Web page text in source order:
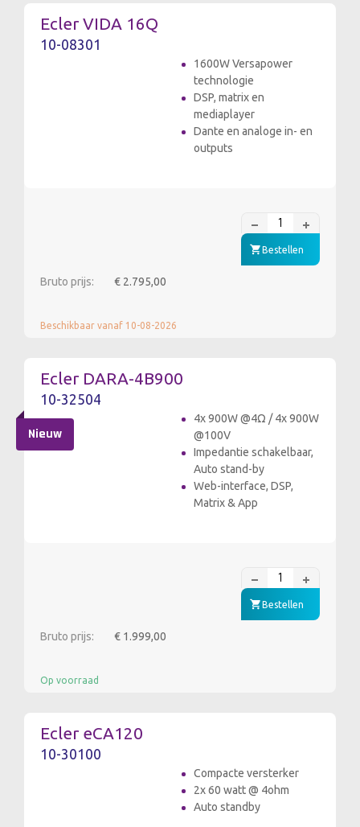
Ecler VIDA 16Q
10-08301
1600W Versapower
technologie
DSP, matrix en
mediaplayer
Dante en analoge in- en
outputs
Bestellen
Bruto prijs: € 2.795,00
Beschikbaar vanaf 10-08-2026
Nieuw
Ecler DARA-4B900
10-32504
4x 900W @4Ω / 4x 900W
@100V
Impedantie schakelbaar,
Auto stand-by
Web-interface, DSP,
Matrix & App
Bestellen
Bruto prijs: € 1.999,00
Op voorraad
Ecler eCA120
10-30100
Compacte versterker
2x 60 watt @ 4ohm
Auto standby